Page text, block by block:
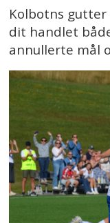
Kolbotns
dit handlet
annullerte mål